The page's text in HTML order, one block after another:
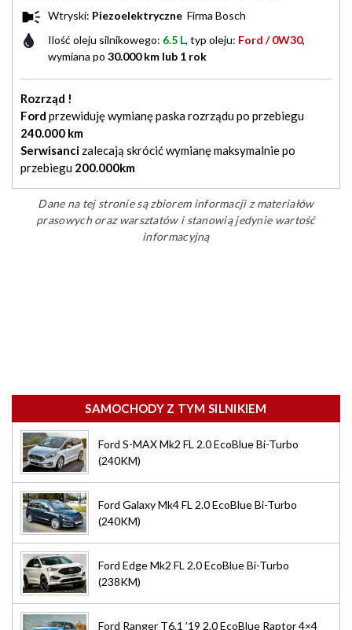
Wtryski: Piezoelektryczne Firma Bosch
Ilość oleju silnikowego: 6.5 L, typ oleju: Ford / 0W30,
wymiana po 30.000 km lub 1 rok
Rozrząd !
Ford przewiduję wymianę paska rozrządu po przebiegu
240.000 km
Serwisanci zalecają skrócić wymianę maksymalnie po
przebiegu 200.000km
Dane na tej stronie są zbiorem informacji z materiałów
prasowych oraz warsztatów i stanowią jedynie wartość
informacyjną
SAMOCHODY Z TYM SILNIKIEM
Ford S-MAX Mk2 FL 2.0 EcoBlue Bi-Turbo
(240KM)
Ford Galaxy Mk4 FL 2.0 EcoBlue Bi-Turbo
(240KM)
Ford Edge Mk2 FL 2.0 EcoBlue Bi-Turbo
(238KM)
Ford Ranger T6.1 ’19 2.0 EcoBlue Raptor 4×4